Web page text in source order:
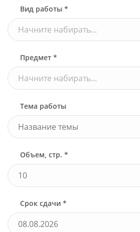
Вид работы *
Начните набирать...
Предмет *
Начните набирать...
Тема работы
Объем, стр. *
Срок сдачи *